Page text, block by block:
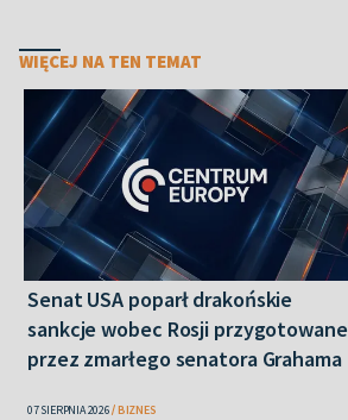
WIĘCEJ NA TEN TEMAT
Senat USA poparł drakońskie
sankcje wobec Rosji przygotowane
przez zmarłego senatora Grahama
07 SIERPNIA 2026 BIZNES